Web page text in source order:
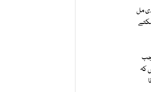
مل
جب
کہ